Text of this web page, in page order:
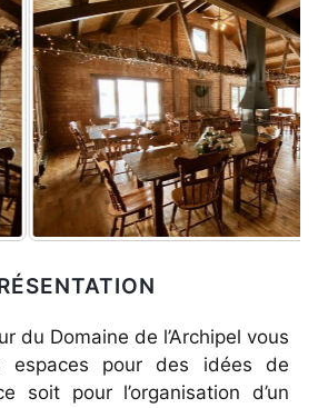
du Domaine de l’Archipel vous
espaces pour des idées de
soit pour l’organisation d’un